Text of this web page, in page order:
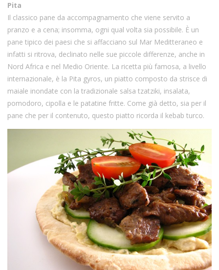
Pita
Il classico pane da accompagnamento che viene servito a
pranzo e a cena; insomma, ogni qual volta sia possibile. È un
pane tipico dei paesi che si affacciano sul Mar Meditteraneo e
infatti si ritrova, declinato nelle sue piccole differenze, anche in
Nord Africa e nel Medio Oriente. La ricetta più famosa, a livello
internazionale, è la Pita gyros, un piatto composto da strisce di
maiale inondate con la tradizionale salsa tzatziki, insalata,
pomodoro, cipolla e le patatine fritte. Come già detto, sia per il
pane che per il contenuto, questo piatto ricorda il kebab turco.